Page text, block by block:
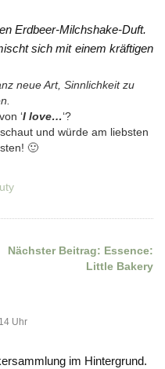
Erdbeer-Milchshake-Duft.
sich mit einem kräftigen
neue Art, Sinnlichkeit zu
‘I love…‘?
und würde am liebsten
🙂
Nächster Beitrag: Essence:
Little Bakery
Uhr
im Hintergrund.